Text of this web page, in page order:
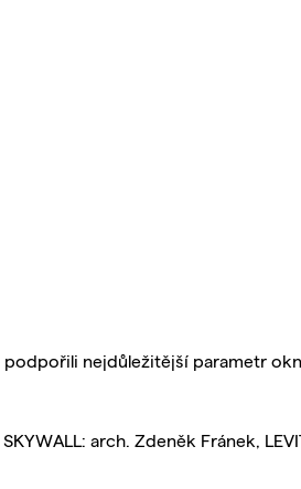
nejdůležitější parametr
arch. Zdeněk Fránek,